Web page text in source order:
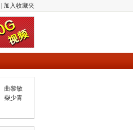
加入收藏夹
曲黎敏
柴少青